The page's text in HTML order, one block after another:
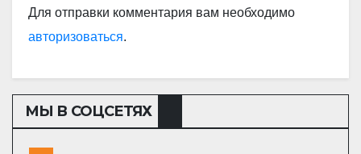
Для отправки комментария вам необходимо
авторизоваться.
МЫ В СОЦСЕТЯХ